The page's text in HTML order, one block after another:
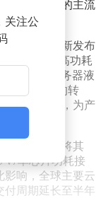
据中心散热的主流
。英伟达最新发布
80%以上高功耗
，整体AI服务器液
强制标配"的转
的标准配置，为产
气度。谷歌将其
v7单芯片功耗接
影响，全球主要云
付周期延长至半年
关注公